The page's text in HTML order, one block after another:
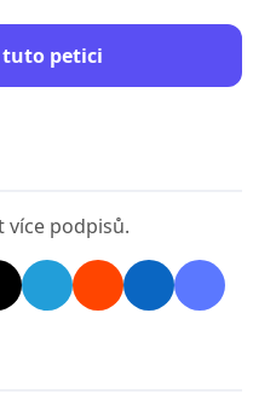
tuto petici
více podpisů.